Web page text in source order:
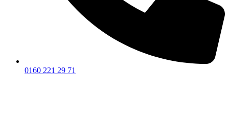
0160 221 29 71